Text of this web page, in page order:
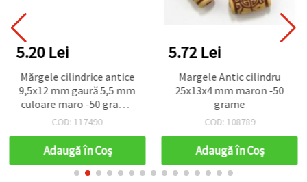
5.20 Lei
Mărgele cilindrice antice
9,5x12 mm gaură 5,5 mm
culoare maro -50 grame
~70 bucăți
COD: 117490
Adaugă în Coş
5.72 Lei
Margele Antic cilindru
25x13x4 mm maron -50
grame
COD: 108789
Adaugă în Coş